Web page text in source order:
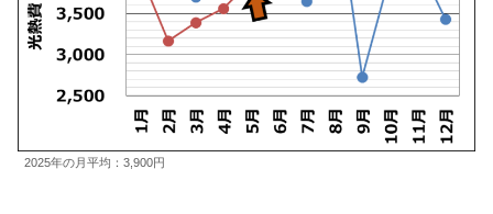
2025年の月平均：3,900円